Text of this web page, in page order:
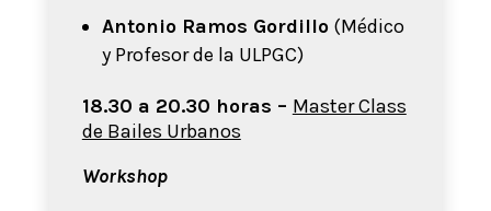
Antonio Ramos Gordillo(Médico
y Profesor de la ULPGC)
18.30 a 20.30 horas – Master Class
de Bailes Urbanos
Workshop